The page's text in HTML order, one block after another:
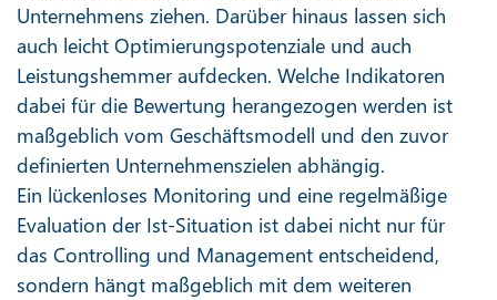
Unternehmens ziehen. Darüber hinaus lassen sich
auch leicht Optimierungspotenziale und auch
Leistungshemmer aufdecken. Welche Indikatoren
dabei für die Bewertung herangezogen werden ist
maßgeblich vom Geschäftsmodell und den zuvor
definierten Unternehmenszielen abhängig.
Ein lückenloses Monitoring und eine regelmäßige
Evaluation der Ist-Situation ist dabei nicht nur für
das Controlling und Management entscheidend,
sondern hängt maßgeblich mit dem weiteren